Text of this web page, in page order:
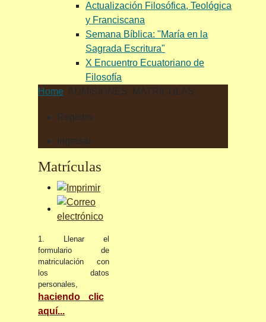
Actualización Filosófica, Teológica
y Franciscana
Semana Bíblica: "María en la
Sagrada Escritura"
X Encuentro Ecuatoriano de
Filosofía
Home ADMISIONES MATRÍCULAS
Registro
Ingresar
Matrículas
1. Llenar el
formulario de
matriculación con
los datos
personales,
haciendo clic
aquí...